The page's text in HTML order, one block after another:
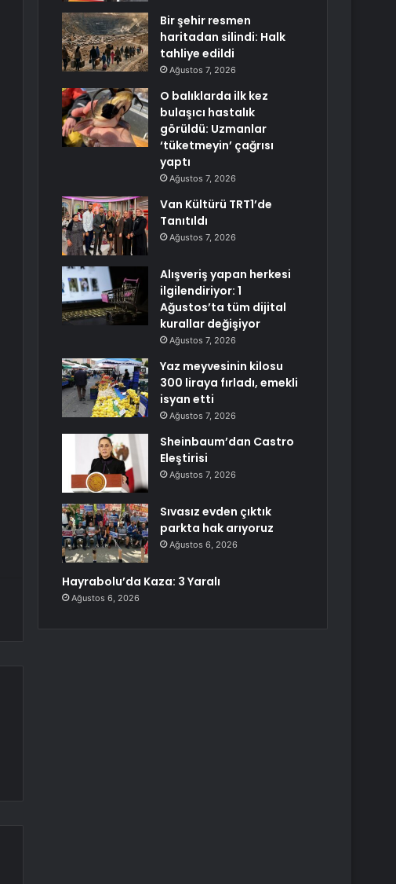
Bir şehir resmen
haritadan silindi: Halk
tahliye edildi
Ağustos 7, 2026
O balıklarda ilk kez
bulaşıcı hastalık
görüldü: Uzmanlar
‘tüketmeyin’ çağrısı
yaptı
Ağustos 7, 2026
Van Kültürü TRT1’de
Tanıtıldı
Ağustos 7, 2026
Alışveriş yapan herkesi
ilgilendiriyor: 1
Ağustos’ta tüm dijital
kurallar değişiyor
Ağustos 7, 2026
Yaz meyvesinin kilosu
300 liraya fırladı, emekli
isyan etti
Ağustos 7, 2026
Sheinbaum’dan Castro
Eleştirisi
Ağustos 7, 2026
Sıvasız evden çıktık
parkta hak arıyoruz
Ağustos 6, 2026
Hayrabolu’da Kaza: 3 Yaralı
Ağustos 6, 2026